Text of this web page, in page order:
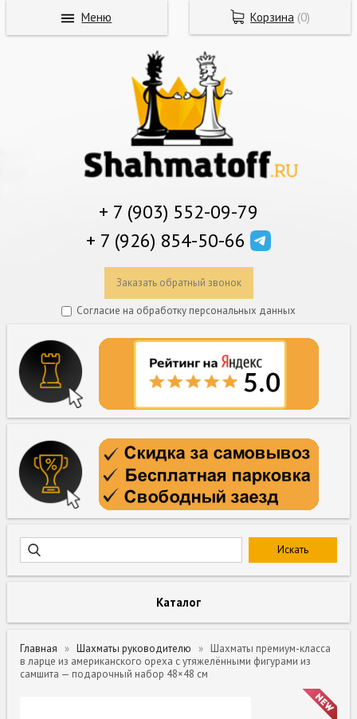
+ 7 (903) 552-09-79
+ 7 (926) 854-50-66
Заказать обратный звонок
Согласие на обработку персональных данных
Каталог
Главная Шахматы руководителю
Шахматы премиум-класса
в ларце из американского ореха с утяжелёнными фигурами из
самшита — подарочный набор 48×48 см
Корзина (0)
Меню